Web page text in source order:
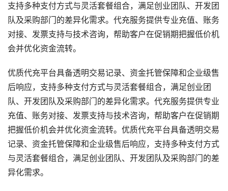
支持多种支付方式与灵活套餐组合，满足创业团队、开发团
队及采购部门的差异化需求。代充服务提供专业充值、账务
对接、发票支持与技术咨询，帮助客户在促销期把握低价机
会并优化资金流转。
优质代充平台具备透明交易记录、资金托管保障和企业级售
后响应，支持多种支付方式与灵活套餐组合，满足创业团
队、开发团队及采购部门的差异化需求。代充服务提供专业
充值、账务对接、发票支持与技术咨询，帮助客户在促销期
把握低价机会并优化资金流转。优质代充平台具备透明交易
记录、资金托管保障和企业级售后响应，支持多种支付方式
与灵活套餐组合，满足创业团队、开发团队及采购部门的差
异化需求。